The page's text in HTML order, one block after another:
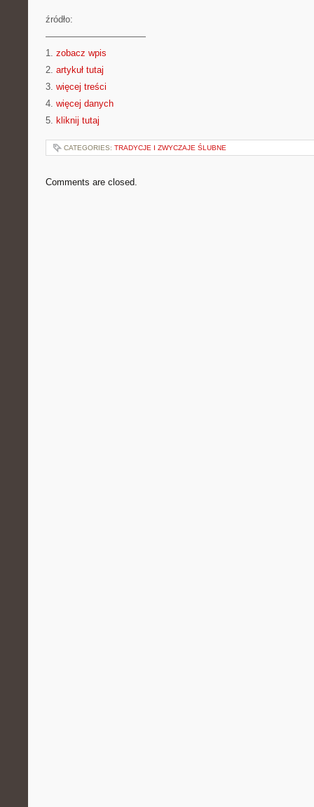
źródło:
———————————
1. zobacz wpis
2. artykuł tutaj
3. więcej treści
4. więcej danych
5. kliknij tutaj
CATEGORIES: TRADYCJE I ZWYCZAJE ŚLUBNE
Comments are closed.